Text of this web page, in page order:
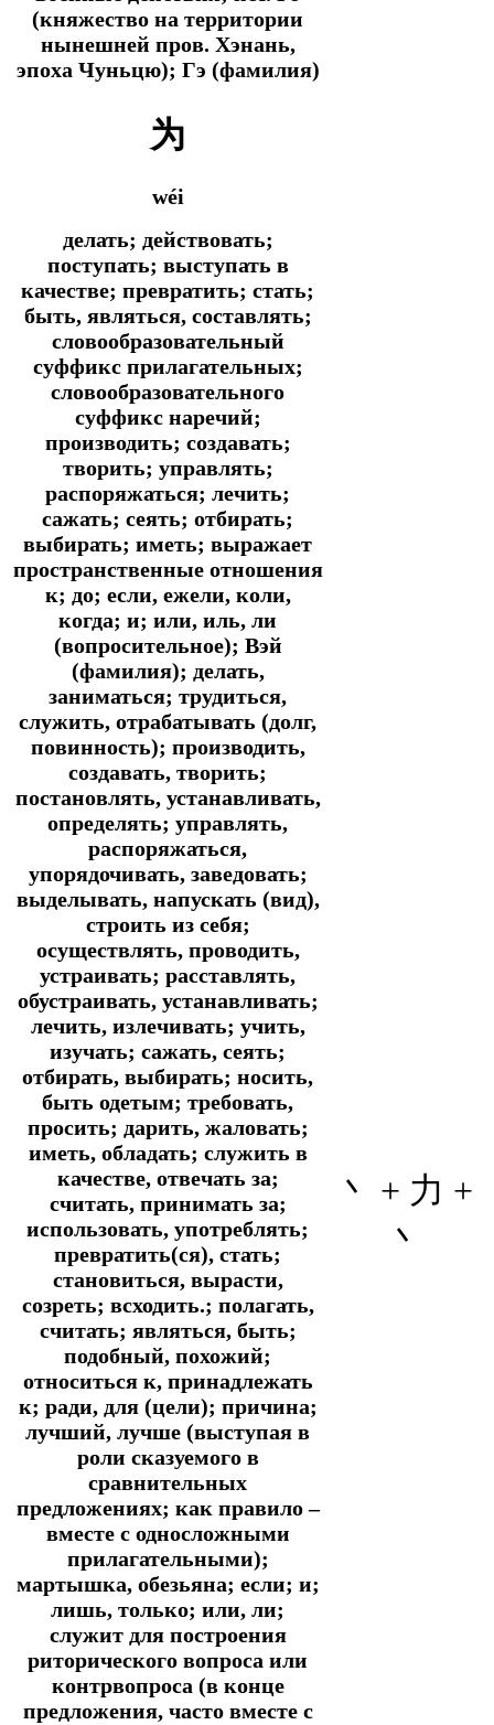
(княжество на территории
нынешней пров. Хэнань,
эпоха Чуньцю); Гэ (фамилия)
为
wéi
делать; действовать;
поступать; выступать в
качестве; превратить; стать;
быть, являться, составлять;
словообразовательный
суффикс прилагательных;
словообразовательного
суффикс наречий;
производить; создавать;
творить; управлять;
распоряжаться; лечить;
сажать; сеять; отбирать;
выбирать; иметь; выражает
пространственные отношения
к; до; если, ежели, коли,
когда; и; или, иль, ли
(вопросительное); Вэй
(фамилия); делать,
заниматься; трудиться,
служить, отрабатывать (долг,
повинность); производить,
создавать, творить;
постановлять, устанавливать,
определять; управлять,
распоряжаться,
упорядочивать, заведовать;
выделывать, напускать (вид),
строить из себя;
осуществлять, проводить,
устраивать; расставлять,
обустраивать, устанавливать;
лечить, излечивать; учить,
изучать; сажать, сеять;
отбирать, выбирать; носить,
быть одетым; требовать,
просить; дарить, жаловать;
иметь, обладать; служить в
качестве, отвечать за;
считать, принимать за;
использовать, употреблять;
превратить(ся), стать;
становиться, вырасти,
созреть; всходить.; полагать,
считать; являться, быть;
подобный, похожий;
относиться к, принадлежать
к; ради, для (цели); причина;
лучший, лучше (выступая в
роли сказуемого в
сравнительных
предложениях; как правило –
вместе с односложными
прилагательными);
мартышка, обезьяна; если; и;
лишь, только; или, ли;
служит для построения
риторического вопроса или
контрвопроса (в конце
предложения, часто вместе с
丶 + 力 +
丶